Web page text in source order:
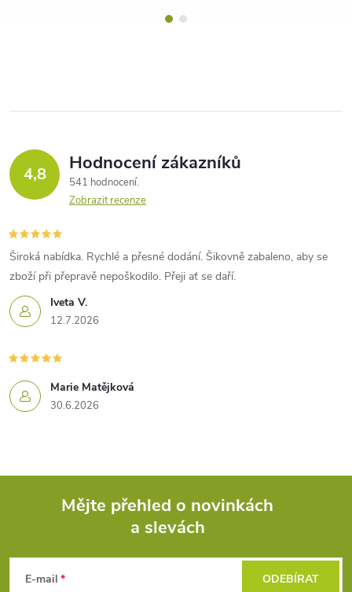
4,8 Hodnocení zákazníků
541 hodnocení
Zobrazit recenze
Iveta V.
12.7.2026
Široká nabídka. Rychlé a přesné dodání. Šikovně zabaleno, aby se
zboží při přepravě nepoškodilo. Přeji ať se daří.
Marie Matějková
30.6.2026
Mějte přehled o novinkách
a slevách
E-mail ODEBÍRAT